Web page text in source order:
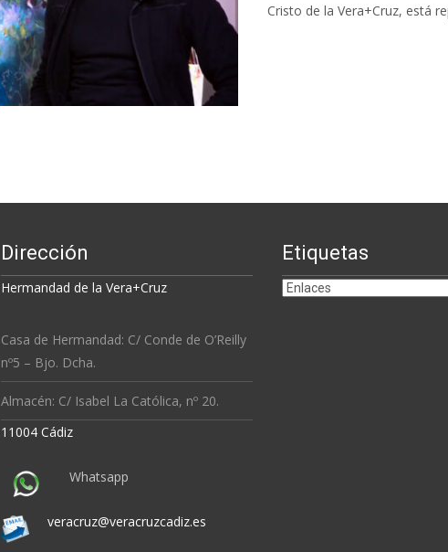
Cristo de la Vera+Cruz, está
Dirección
Hermandad de la Vera+Cruz
Casa de Hermandad: C/ Conde de O’Reilly
nº5 – Bjo. Dcha.
Almacén: C/ Isabel La Católica, nº 20.
11004 Cádiz
Whatsapp
veracruz@veracruzcadiz.es
Etiquetas
Etiquetas